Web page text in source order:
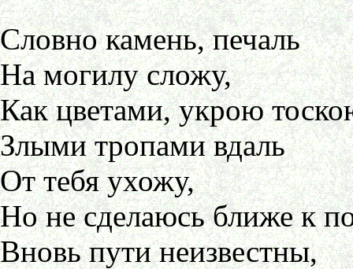
Словно камень, печаль
На могилу сложу,
Как цветами, укрою
Злыми тропами вдаль
От тебя ухожу,
Но не сделаюсь ближе к
Вновь пути неизвестны,